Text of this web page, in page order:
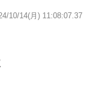
10/14(月) 11:08:07.37